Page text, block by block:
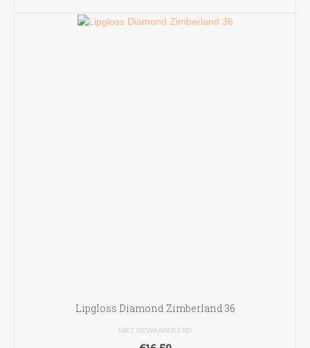
Lipgloss Diamond Zimberland 36
NIET GEWAARDEERD